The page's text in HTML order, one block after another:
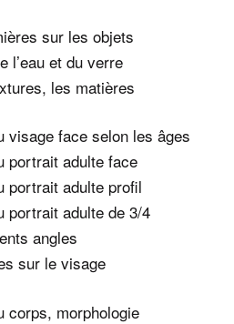
sur les objets
l’eau et du verre
les matières
visage face selon les âges
portrait adulte face
portrait adulte profil
portrait adulte de 3/4
angles
sur le visage
corps, morphologie